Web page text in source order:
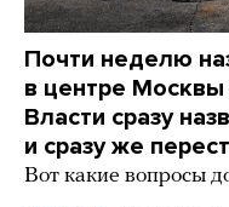
Почти неделю
в центре
Власти сразу
и сразу же
Вот какие вопросы